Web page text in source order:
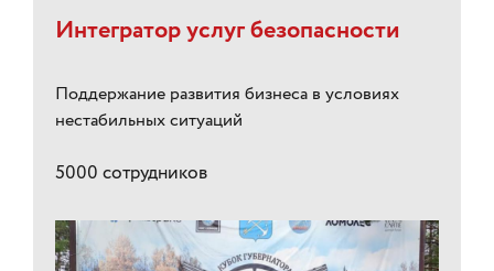
Интегратор услуг безопасности
Поддержание развития бизнеса в условиях
нестабильных ситуаций
5000 сотрудников